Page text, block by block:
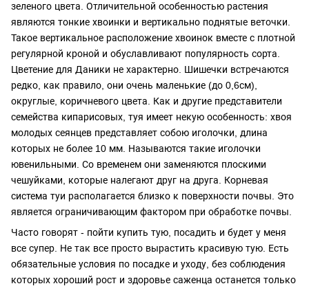
зеленого цвета. Отличительной особенностью растения
являются тонкие хвоинки и вертикально поднятые веточки.
Такое вертикальное расположение хвоинок вместе с плотной
регулярной кроной и обуславливают популярность сорта.
Цветение для Даники не характерно. Шишечки встречаются
редко, как правило, они очень маленькие (до 0,6см),
округлые, коричневого цвета. Как и другие представители
семейства кипарисовых, туя имеет некую особенность: хвоя
молодых сеянцев представляет собою иголочки, длина
которых не более 10 мм. Называются такие иголочки
ювенильными. Со временем они заменяются плоскими
чешуйками, которые налегают друг на друга. Корневая
система туи располагается близко к поверхности почвы. Это
является ограничивающим фактором при обработке почвы.
Часто говорят - пойти купить тую, посадить и будет у меня
все супер. Не так все просто вырастить красивую тую. Есть
обязательные условия по посадке и уходу, без соблюдения
которых хороший рост и здоровье саженца останется только